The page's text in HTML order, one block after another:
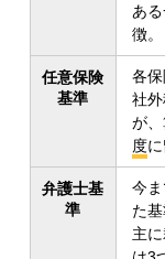
あ
徴。
任意保険
基準
各保
社
が
度に
弁護士基
準
今
た基
主